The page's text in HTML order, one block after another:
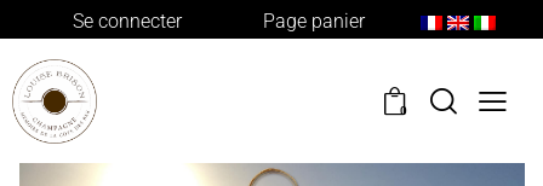
Se connecter Page panier
0